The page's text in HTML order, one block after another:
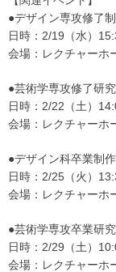
●デザイン専攻修了
日時：2/19（水）
会場：レクチャーホ
●芸術学専攻修了研
日時：2/22（土）
会場：レクチャーホ
●デザイン科卒業制
日時：2/25（火）
会場：レクチャーホ
●芸術学専攻卒業研
日時：2/29（土）
会場：レクチャーホ